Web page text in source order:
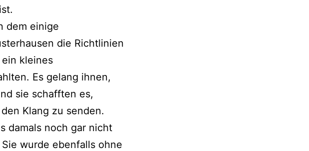
dem einige
die Richtlinien
kleines
Es gelang ihnen,
sie schafften es,
Klang zu senden.
damals noch gar nicht
wurde ebenfalls ohne